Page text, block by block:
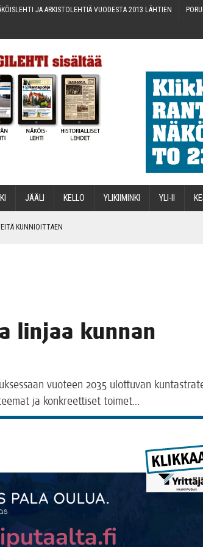
JA ARKIS­TO­LEH­TIÄ VUO­DES­TA 2013 LÄHTIEN
JÄÄ­LI KEL­LO YLI­KII­MIN­KI YLI-II
KUNNIOITTAEN
lin­jaa kun­nan
vuo­teen 2035 ulot­tu­van
ja kon­kreet­ti­set toimet…